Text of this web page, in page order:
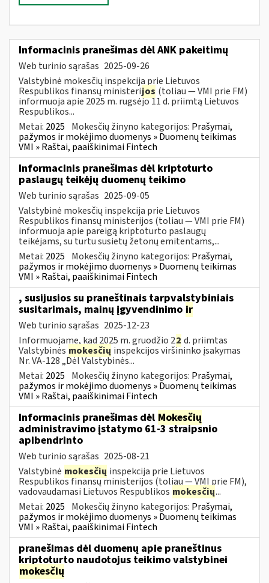
Informacinis pranešimas dėl ANK pakeitimų
Web turinio sąrašas 2025-09-26
Valstybinė mokesčių inspekcija prie Lietuvos
Respublikos finansų ministerijos (toliau — VMI prie FM)
informuoja apie 2025 m. rugsėjo 11 d. priimtą Lietuvos
Respublikos...
Metai: 2025 Mokesčių žinyno kategorijos: Prašymai,
pažymos ir mokėjimo duomenys » Duomenų teikimas
VMI » Raštai, paaiškinimai Fintech
Informacinis pranešimas dėl kriptoturto
paslaugų teikėjų duomenų teikimo
Web turinio sąrašas 2025-09-05
Valstybinė mokesčių inspekcija prie Lietuvos
Respublikos finansų ministerijos (toliau — VMI prie FM)
informuoja apie pareigą kriptoturto paslaugų
teikėjams, su turtu susietų žetonų emitentams,...
Metai: 2025 Mokesčių žinyno kategorijos: Prašymai,
pažymos ir mokėjimo duomenys » Duomenų teikimas
VMI » Raštai, paaiškinimai Fintech
, susijusios su praneštinais tarpvalstybiniais
susitarimais, mainų įgyvendinimo ir
Web turinio sąrašas 2025-12-23
Informuojame, kad 2025 m. gruodžio 22 d. priimtas
Valstybinės mokesčių inspekcijos viršininko įsakymas
Nr. VA-128 „Dėl Valstybinės...
Metai: 2025 Mokesčių žinyno kategorijos: Prašymai,
pažymos ir mokėjimo duomenys » Duomenų teikimas
VMI » Raštai, paaiškinimai Fintech
Informacinis pranešimas dėl Mokesčių
administravimo įstatymo 61-3 straipsnio
apibendrinto
Web turinio sąrašas 2025-08-21
Valstybinė mokesčių inspekcija prie Lietuvos
Respublikos finansų ministerijos (toliau — VMI prie FM),
vadovaudamasi Lietuvos Respublikos mokesčių...
Metai: 2025 Mokesčių žinyno kategorijos: Prašymai,
pažymos ir mokėjimo duomenys » Duomenų teikimas
VMI » Raštai, paaiškinimai Fintech
pranešimas dėl duomenų apie praneštinus
kriptoturto naudotojus teikimo valstybinei
mokesčių